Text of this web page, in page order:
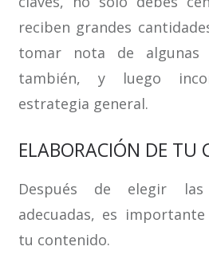
reciben grandes
tomar nota de algunas
también, y luego
estrategia general.
ELABORACIÓN DE TU
Después de elegir las
adecuadas, es
tu contenido.